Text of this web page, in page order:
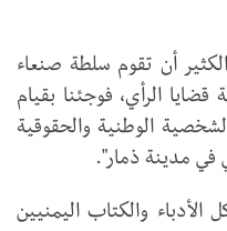
أن تقوم سلطة صنعاء
الرأي، فوجئنا بقيام
الوطنية والحقوقية
في مدينة ذمار".
الأدباء والكتاب اليمنيين